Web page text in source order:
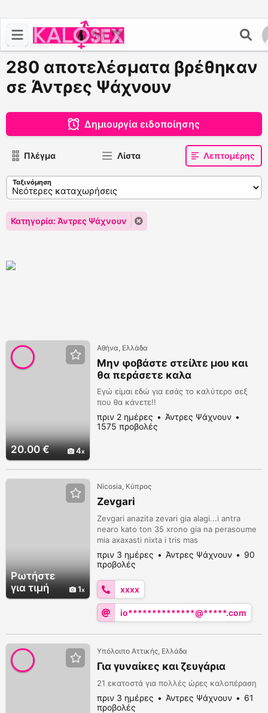
Αρχική >Άντρες Ψάχνουν
280 αποτελέσματα βρέθηκαν
σε Άντρες Ψάχνουν
Δημιουργία ειδοποίησης
Πλέγμα Λίστα Λεπτομέρης
Ταξινόμηση
Κατηγορία: Άντρες Ψάχνουν
20.00 € 4
Αθήνα, Ελλάδα
Μην φοβάστε στείλτε μου και
θα περάσετε καλα
Εγώ είμαι εδώ για εσάς το καλύτερο σεξ
που θα κάνετε!!
πριν 2 ημέρες
Άντρες Ψάχνουν
1575 προβολές
Ρωτήστε
για τιμή
1
Nicosia, Κύπρος
Ζevgari
Zevgari anazita zevari gia alagi...i antra
nearo kato ton 35 xrono gia na perasoume
mia axaxasti nixta i tris mas
πριν 3 ημέρες Άντρες Ψάχνουν
90
προβολές
xxxx
io**************@*****.com
Υπόλοιπο Αττικής, Ελλάδα
Για γυναίκες και ζευγάρια
21 εκατοστά για πολλές ώρες καλοπέραση
πριν 3 ημέρες Άντρες Ψάχνουν
61
προβολές